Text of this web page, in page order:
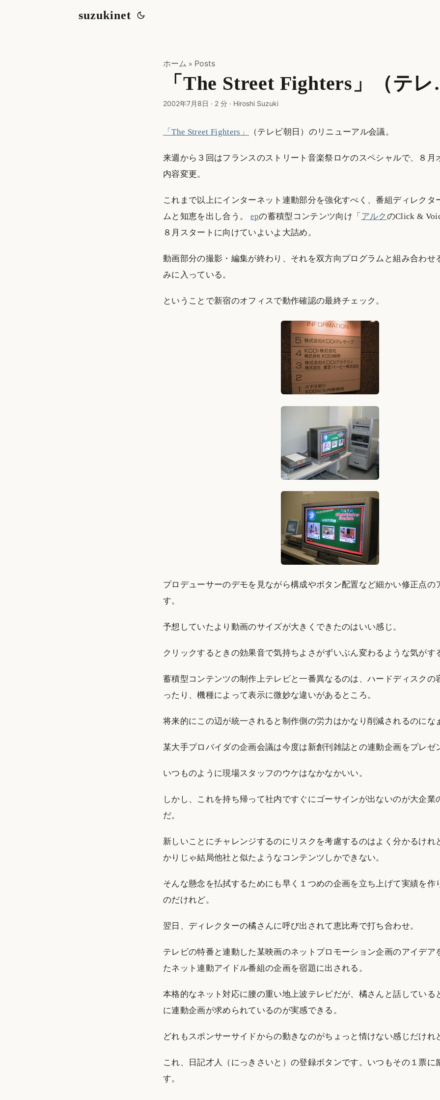
suzukinet
ホーム » Posts
「The Street Fighters」（テレ
2002年7月8日 · 2 分 · Hiroshi Suzuki
「The Street Fighters」 （テレビ朝日）のリニューアル会議。
来週から３回はフランスのストリート音楽祭ロケのスペシャルで、８月
内容変更。
これまで以上にインターネット連動部分を強化すべく、番組ディレクタ
ムと知恵を出し合う。 epの蓄積型コンテンツ向け「 アルク のClick &
８月スタートに向けていよいよ大詰め。
動画部分の撮影・編集が終わり、それを双方向プログラムと組み合わせ
みに入っている。
ということで新宿のオフィスで動作確認の最終チェック。
プロデューサーのデモを見ながら構成やボタン配置など細かい修正点の
す。
予想していたより動画のサイズが大きくできたのはいい感じ。
クリックするときの効果音で気持ちよさがずいぶん変わるような気がす
蓄積型コンテンツの制作上テレビと一番異なるのは、ハードディスクの
ったり、機種によって表示に微妙な違いがあるところ。
将来的にこの辺が統一されると制作側の労力はかなり削減されるのにな
某大手プロバイダの企画会議は今度は新創刊雑誌との連動企画をプレゼ
いつものように現場スタッフのウケはなかなかいい。
しかし、これを持ち帰って社内ですぐにゴーサインが出ないのが大企業
だ。
新しいことにチャレンジするのにリスクを考慮するのはよく分かるけれ
かりじゃ結局他社と似たようなコンテンツしかできない。
そんな懸念を払拭するためにも早く１つめの企画を立ち上げて実績を作
のだけれど。
翌日、ディレクターの橘さんに呼び出されて恵比寿で打ち合わせ。
テレビの特番と連動した某映画のネットプロモーション企画のアイデア
たネット連動アイドル番組の企画を宿題に出される。
本格的なネット対応に腰の重い地上波テレビだが、橘さんと話している
に連動企画が求められているのが実感できる。
どれもスポンサーサイドからの動きなのがちょっと情けない感じだけれ
これ、日記才人（にっきさいと）の登録ボタンです。いつもその１票に
す。